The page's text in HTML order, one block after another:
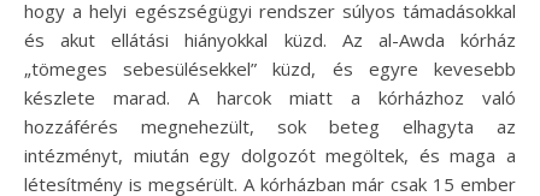
hogy a helyi egészségügyi rendszer súlyos támadásokkal
és akut ellátási hiányokkal küzd. Az al-Awda kórház
„tömeges sebesülésekkel” küzd, és egyre kevesebb
készlete marad. A harcok miatt a kórházhoz való
hozzáférés megnehezült, sok beteg elhagyta az
intézményt, miután egy dolgozót megöltek, és maga a
létesítmény is megsérült. A kórházban már csak 15 ember